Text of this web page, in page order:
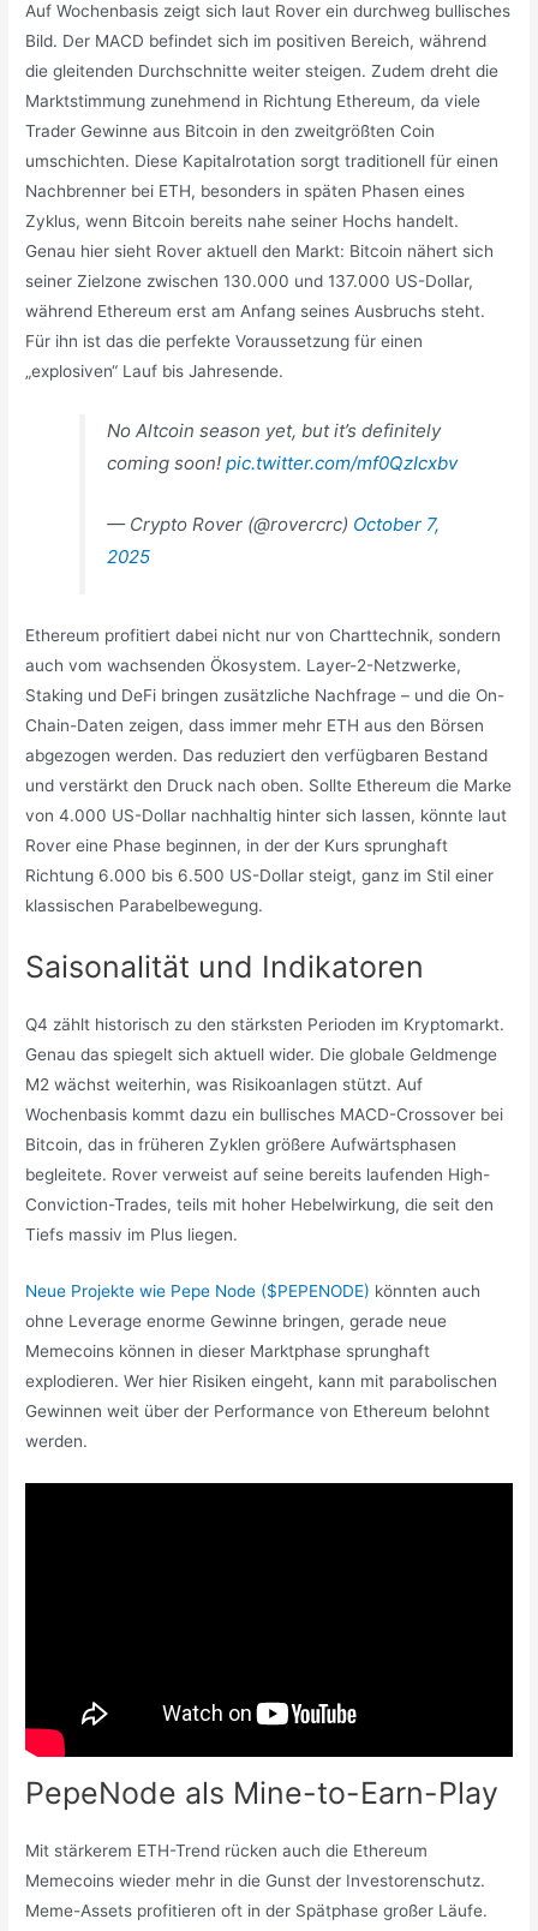
Auf Wochenbasis zeigt sich laut Rover ein durchweg bullisches
Bild. Der MACD befindet sich im positiven Bereich, während
die gleitenden Durchschnitte weiter steigen. Zudem dreht die
Marktstimmung zunehmend in Richtung Ethereum, da viele
Trader Gewinne aus Bitcoin in den zweitgrößten Coin
umschichten. Diese Kapitalrotation sorgt traditionell für einen
Nachbrenner bei ETH, besonders in späten Phasen eines
Zyklus, wenn Bitcoin bereits nahe seiner Hochs handelt.
Genau hier sieht Rover aktuell den Markt: Bitcoin nähert sich
seiner Zielzone zwischen 130.000 und 137.000 US-Dollar,
während Ethereum erst am Anfang seines Ausbruchs steht.
Für ihn ist das die perfekte Voraussetzung für einen
„explosiven“ Lauf bis Jahresende.
No Altcoin season yet, but it’s definitely
coming soon!pic.twitter.com/mf0QzIcxbv
— Crypto Rover (@rovercrc) October 7,
2025
Ethereum profitiert dabei nicht nur von Charttechnik, sondern
auch vom wachsenden Ökosystem. Layer-2-Netzwerke,
Staking und DeFi bringen zusätzliche Nachfrage – und die On-
Chain-Daten zeigen, dass immer mehr ETH aus den Börsen
abgezogen werden. Das reduziert den verfügbaren Bestand
und verstärkt den Druck nach oben. Sollte Ethereum die Marke
von 4.000 US-Dollar nachhaltig hinter sich lassen, könnte laut
Rover eine Phase beginnen, in der der Kurs sprunghaft
Richtung 6.000 bis 6.500 US-Dollar steigt, ganz im Stil einer
klassischen Parabelbewegung.
Saisonalität und Indikatoren
Q4 zählt historisch zu den stärksten Perioden im Kryptomarkt.
Genau das spiegelt sich aktuell wider. Die globale Geldmenge
M2 wächst weiterhin, was Risikoanlagen stützt. Auf
Wochenbasis kommt dazu ein bullisches MACD-Crossover bei
Bitcoin, das in früheren Zyklen größere Aufwärtsphasen
begleitete. Rover verweist auf seine bereits laufenden High-
Conviction-Trades, teils mit hoher Hebelwirkung, die seit den
Tiefs massiv im Plus liegen.
Neue Projekte wie Pepe Node ($PEPENODE) könnten auch
ohne Leverage enorme Gewinne bringen, gerade neue
Memecoins können in dieser Marktphase sprunghaft
explodieren. Wer hier Risiken eingeht, kann mit parabolischen
Gewinnen weit über der Performance von Ethereum belohnt
werden.
PepeNode als Mine-to-Earn-Play
Mit stärkerem ETH-Trend rücken auch die Ethereum
Memecoins wieder mehr in die Gunst der Investorenschutz.
Meme-Assets profitieren oft in der Spätphase großer Läufe.